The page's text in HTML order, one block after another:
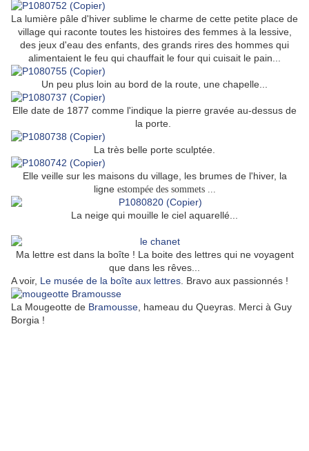
La lumière pâle d'hiver sublime le charme de cette petite place de
village qui raconte toutes les histoires des femmes à la lessive,
des jeux d'eau des enfants, des grands rires des hommes qui
alimentaient le feu qui chauffait le four qui cuisait le pain...
Un peu plus loin au bord de la route, une chapelle...
Elle date de 1877 comme l'indique la pierre gravée au-dessus de
la porte.
La très belle porte sculptée.
Elle veille sur les maisons du village, les brumes de l'hiver, la
ligne estompée des sommets ...
La neige qui mouille le ciel aquarellé...
Ma lettre est dans la boîte ! La boite des lettres qui ne voyagent
que dans les rêves...
A voir, Le musée de la boîte aux lettres . Bravo aux passionnés !
La Mougeotte de Bramousse , hameau du Queyras. Merci à Guy
Borgia !